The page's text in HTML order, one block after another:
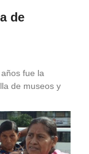
de
fue la
de museos y